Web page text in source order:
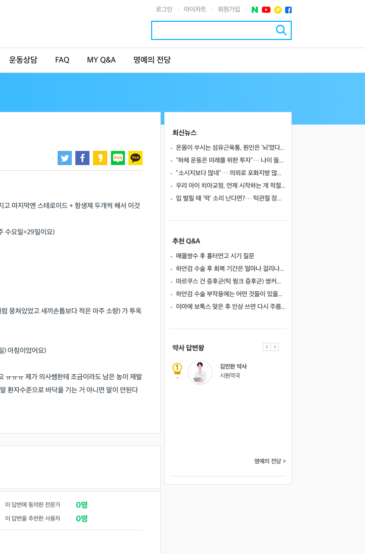
로그인 마이차트 회원가입
운동상담 FAQ MY Q&A 명예의 전당
마지막엔 스테로이드 + 항생제 두개씩 해서 이것
수요일=29일이요)
뭉쳐있었고 새끼손톱보다 적은 아주 소량) 가 투욱
) 아침이었어요)
ㅠㅠㅠ 제가 의사쌤한테 조금이라도 남은 농이 재발
환자수준으로 바닥을 기는 거 아니면 말이 안된다
이 답변에 동의한 전문가 0명
이 답변을 추천한 사용자 0명
최신뉴스
온몸이 쑤시는 섬유근육통, 원인은 ‘뇌’였다… 250만 명 연구로 첫 입증
“하체 운동은 미래를 위한 투자”… 나이 들어도 움직이는 힘을 지키려면? ⑦ [평생운동연구소]
"소시지보다 많네"… 의외로 포화지방 많은 식품 4
우리 아이 치아교정, 언제 시작하는 게 적절할까? 성장기 교정의 적절한 타이밍
입 벌릴 때 '딱' 소리 난다면?… 턱관절 장애 신호일 수도
추천 Q&A
매몰쌍수 후 흉터연고 시기 질문
하안검 수술 후 회복 기간은 얼마나 걸리나요?
마르쿠스 건 증후군(턱 윙크 증후군) 쌍커풀 수술 가능 여부
하안검 수술 부작용에는 어떤 것들이 있을까요?
이마에 보톡스 맞은 후 인상 쓰면 다시 주름이 생길까요?
국
-
닥터홍가정의학과의원
-
이이호 전문의
약사 답변왕
-
김민한 약사
시원약국
명예의 전당 >